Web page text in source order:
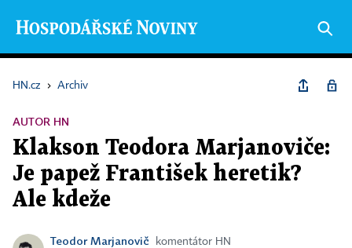
HN.cz › Archiv
AUTOR HN
Klakson Teodora Marjanoviče:
Je papež František heretik?
Ale kdeže
Teodor Marjanovič
komentátor HN